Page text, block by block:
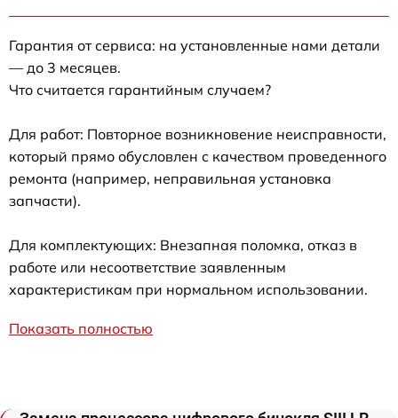
Гарантия от сервиса: на установленные нами детали
— до 3 месяцев.
Что считается гарантийным случаем?
Для работ: Повторное возникновение неисправности,
который прямо обусловлен с качеством проведенного
ремонта (например, неправильная установка
запчасти).
Для комплектующих: Внезапная поломка, отказ в
работе или несоответствие заявленным
характеристикам при нормальном использовании.
Показать полностью